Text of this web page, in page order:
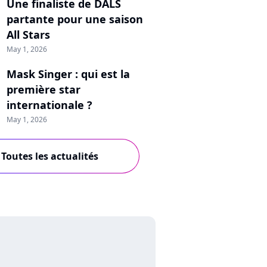
Une finaliste de DALS
partante pour une saison
All Stars
May 1, 2026
Mask Singer : qui est la
première star
internationale ?
May 1, 2026
Toutes les actualités